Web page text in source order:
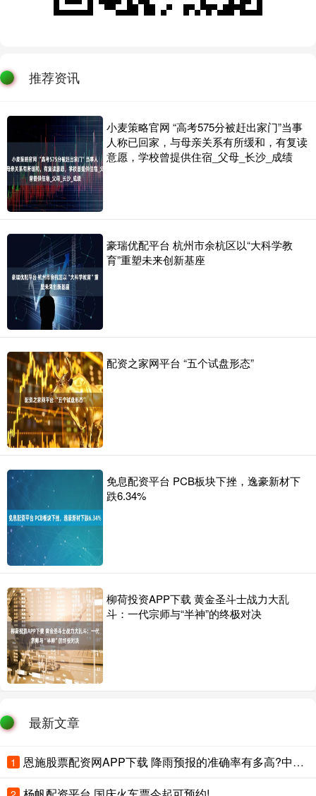
推荐资讯
小麦策略官网 “高考575分被赶出家门”当事
人称已回家，与母亲关系有所缓和，有复读
意愿，学校曾提供住宿_父母_长沙_成绩
豪瑞优配平台 杭州市余杭区以“大科学教
育”重塑未来创新基座
配资之家网平台 “五个试盘形态”
免息配资平台 PCB板块下挫，逸豪新材下
跌6.34%
柳荷投资APP下载 黄金圣斗士战力大乱
斗：一代宗师与“半神”的终极对决
最新文章
1 恩施股票配资网APP下载 降雨预报的准确率有多高?中央气象台回应